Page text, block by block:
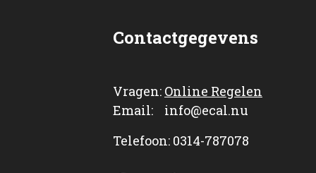
Contactgegevens
Vragen: Online Regelen
Email: info@ecal.nu
Telefoon: 0314-787078